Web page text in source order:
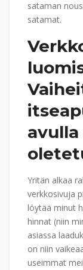
sataman
satamat.
Yritän alkaa
verkkosivuja
löytää minut
hinnat (niin
asiassa
on niin
useimmat